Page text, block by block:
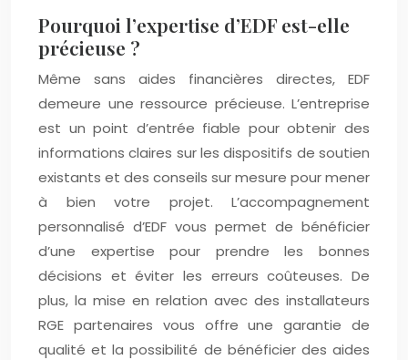
Pourquoi l’expertise d’EDF est-elle
précieuse ?
Même sans aides financières directes, EDF
demeure une ressource précieuse. L’entreprise
est un point d’entrée fiable pour obtenir des
informations claires sur les dispositifs de soutien
existants et des conseils sur mesure pour mener
à bien votre projet. L’accompagnement
personnalisé d’EDF vous permet de bénéficier
d’une expertise pour prendre les bonnes
décisions et éviter les erreurs coûteuses. De
plus, la mise en relation avec des installateurs
RGE partenaires vous offre une garantie de
qualité et la possibilité de bénéficier des aides